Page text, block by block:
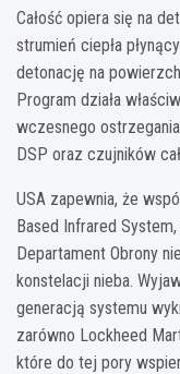
Całość opiera się na
strumień ciepła
detonację na
Program działa
wczesnego
DSP oraz czujników
USA zapewnia, że
Based Infrared
Departament Obrony
konstelacji nieba.
generacją systemu
zarówno Lockheed
które do tej pory